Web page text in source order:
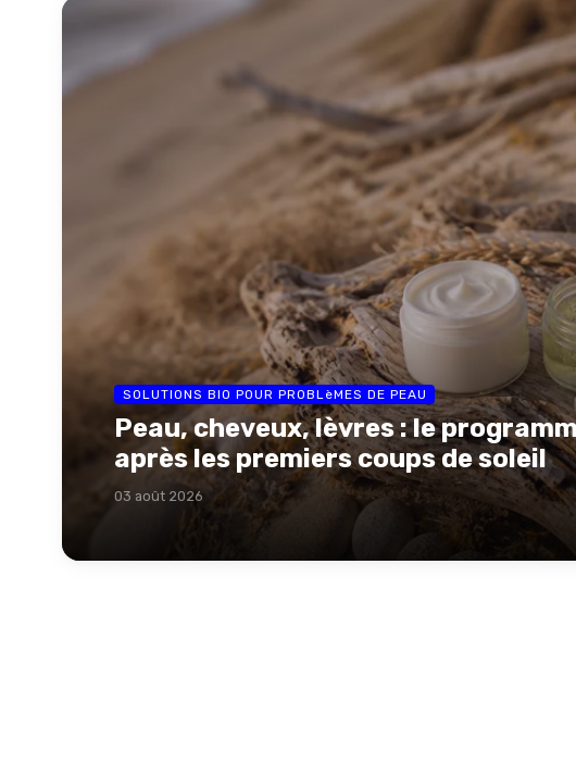
SOLUTIONS BIO POUR PROBLèMES DE PEAU
Peau, cheveux, lèvres : le
après les premiers coups de soleil
03 août 2026